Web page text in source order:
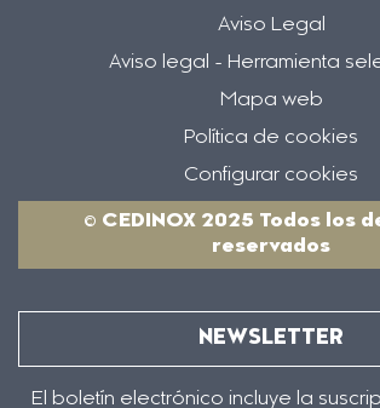
Aviso Legal
Aviso legal - Herramienta
Mapa web
Política de cookies
Configurar cookies
© CEDINOX 2025 Todos los
reservados
NEWSLETTER
El boletín electrónico incluye la